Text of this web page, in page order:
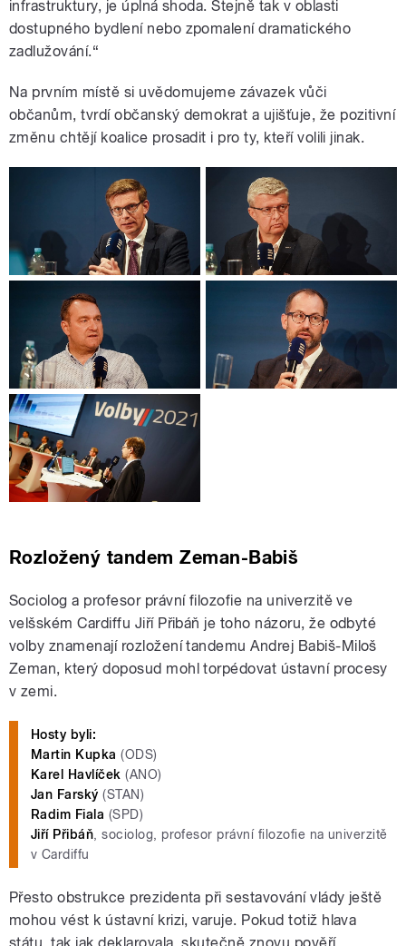
infrastruktury, je úplná shoda. Stejně tak v oblasti
dostupného bydlení nebo zpomalení dramatického
zadlužování.“
Na prvním místě si uvědomujeme závazek vůči
občanům, tvrdí občanský demokrat a ujišťuje, že pozitivní
změnu chtějí koalice prosadit i pro ty, kteří volili jinak.
Rozložený tandem Zeman-Babiš
Sociolog a profesor právní filozofie na univerzitě ve
velšském Cardiffu Jiří Přibáň je toho názoru, že odbyté
volby znamenají rozložení tandemu Andrej Babiš-Miloš
Zeman, který doposud mohl torpédovat ústavní procesy
v zemi.
Hosty byli:
Martin Kupka (ODS)
Karel Havlíček (ANO)
Jan Farský (STAN)
Radim Fiala (SPD)
Jiří Přibáň, sociolog, profesor právní filozofie na univerzitě
v Cardiffu
Přesto obstrukce prezidenta při sestavování vlády ještě
mohou vést k ústavní krizi, varuje. Pokud totiž hlava